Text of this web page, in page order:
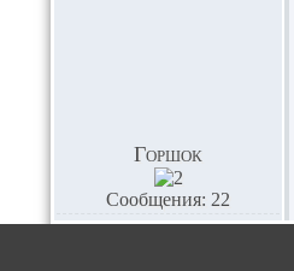
Горшок
Сообщения: 22